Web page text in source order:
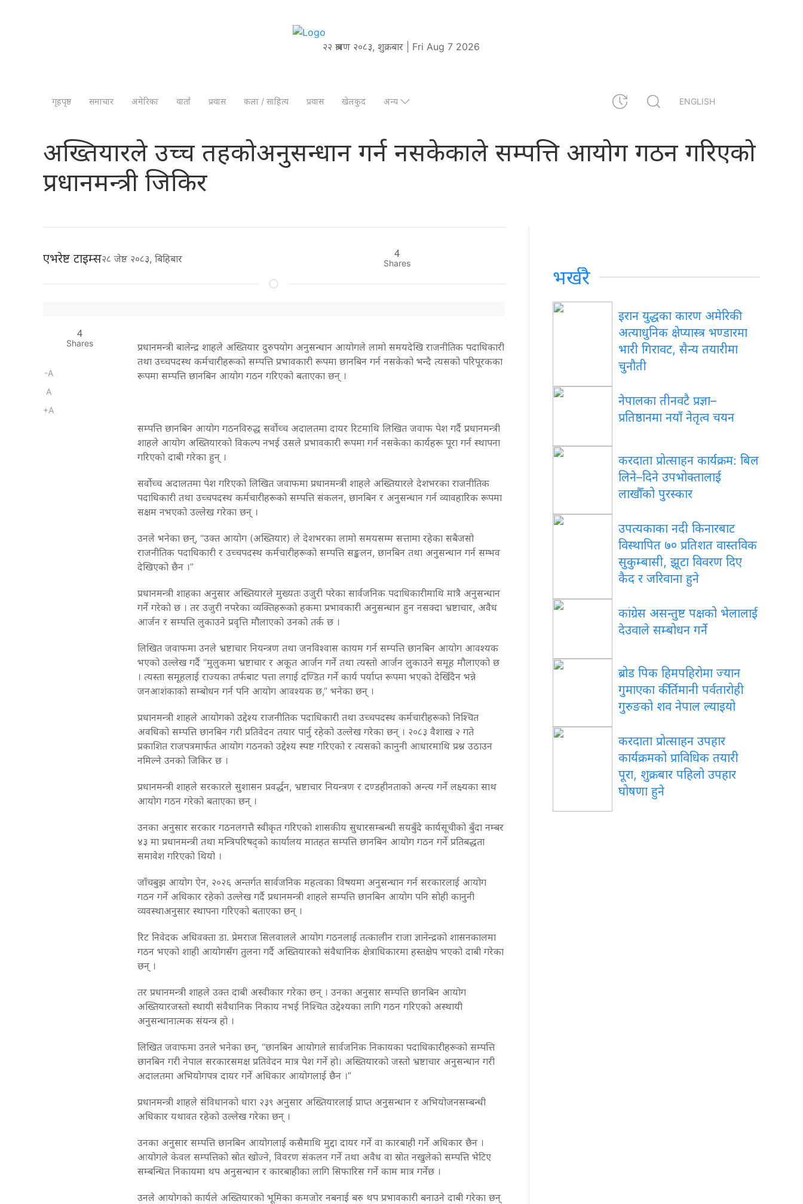
२२ श्रावण २०८३, शुक्रबार | Fri Aug 7 2026
गृहपृष्ठ समाचार अमेरिका वार्ता प्रवास कला / साहित्य प्रवास खेलकुद अन्य ENGLISH
अख्तियारले उच्च तहकोअनुसन्धान गर्न नसकेकाले सम्पत्ति आयोग गठन गरिएको
प्रधानमन्त्री जिकिर
एभरेष्ट टाइम्स२८ जेष्ठ २०८३, बिहिबार 4
Shares
4
Shares
-A
A
+A
प्रधानमन्त्री बालेन्द्र शाहले अख्तियार दुरुपयोग अनुसन्धान आयोगले लामो समयदेखि राजनीतिक पदाधिकारी
तथा उच्चपदस्थ कर्मचारीहरूको सम्पत्ति प्रभावकारी रूपमा छानबिन गर्न नसकेको भन्दै त्यसको परिपूरकका
रूपमा सम्पत्ति छानबिन आयोग गठन गरिएको बताएका छन् ।
सम्पत्ति छानबिन आयोग गठनविरुद्ध सर्वोच्च अदालतमा दायर रिटमाथि लिखित जवाफ पेश गर्दै प्रधानमन्त्री
शाहले आयोग अख्तियारको विकल्प नभई उसले प्रभावकारी रूपमा गर्न नसकेका कार्यहरू पूरा गर्न स्थापना
गरिएको दाबी गरेका हुन् ।
सर्वोच्च अदालतमा पेश गरिएको लिखित जवाफमा प्रधानमन्त्री शाहले अख्तियारले देशभरका राजनीतिक
पदाधिकारी तथा उच्चपदस्थ कर्मचारीहरूको सम्पत्ति संकलन, छानबिन र अनुसन्धान गर्न व्यावहारिक रूपमा
सक्षम नभएको उल्लेख गरेका छन् ।
उनले भनेका छन्, “उक्त आयोग (अख्तियार) ले देशभरका लामो समयसम्म सत्तामा रहेका सबैजसो
राजनीतिक पदाधिकारी र उच्चपदस्थ कर्मचारीहरूको सम्पत्ति सङ्कलन, छानबिन तथा अनुसन्धान गर्न सम्भव
देखिएको छैन ।”
प्रधानमन्त्री शाहका अनुसार अख्तियारले मुख्यतः उजुरी परेका सार्वजनिक पदाधिकारीमाथि मात्रै अनुसन्धान
गर्ने गरेको छ । तर उजुरी नपरेका व्यक्तिहरूको हकमा प्रभावकारी अनुसन्धान हुन नसक्दा भ्रष्टाचार, अवैध
आर्जन र सम्पत्ति लुकाउने प्रवृत्ति मौलाएको उनको तर्क छ ।
लिखित जवाफमा उनले भ्रष्टाचार नियन्त्रण तथा जनविश्वास कायम गर्न सम्पत्ति छानबिन आयोग आवश्यक
भएको उल्लेख गर्दै “मुलुकमा भ्रष्टाचार र अकूत आर्जन गर्ने तथा त्यस्तो आर्जन लुकाउने समूह मौलाएको छ
। त्यस्ता समूहलाई राज्यका तर्फबाट पत्ता लगाई दण्डित गर्ने कार्य पर्याप्त रूपमा भएको देखिँदैन भन्ने
जनआशंकाको सम्बोधन गर्न पनि आयोग आवश्यक छ,” भनेका छन् ।
प्रधानमन्त्री शाहले आयोगको उद्देश्य राजनीतिक पदाधिकारी तथा उच्चपदस्थ कर्मचारीहरूको निश्चित
अवधिको सम्पत्ति छानबिन गरी प्रतिवेदन तयार पार्नु रहेको उल्लेख गरेका छन् । २०८३ वैशाख २ गते
प्रकाशित राजपत्रमार्फत आयोग गठनको उद्देश्य स्पष्ट गरिएको र त्यसको कानुनी आधारमाथि प्रश्न उठाउन
नमिल्ने उनको जिकिर छ ।
प्रधानमन्त्री शाहले सरकारले सुशासन प्रवर्द्धन, भ्रष्टाचार नियन्त्रण र दण्डहीनताको अन्त्य गर्ने लक्ष्यका साथ
आयोग गठन गरेको बताएका छन् ।
उनका अनुसार सरकार गठनलगत्तै स्वीकृत गरिएको शासकीय सुधारसम्बन्धी सयबुँदे कार्यसूचीको बुँदा नम्बर
४३ मा प्रधानमन्त्री तथा मन्त्रिपरिषद्को कार्यालय मातहत सम्पत्ति छानबिन आयोग गठन गर्ने प्रतिबद्धता
समावेश गरिएको थियो ।
जाँचबुझ आयोग ऐन, २०२६ अन्तर्गत सार्वजनिक महत्वका विषयमा अनुसन्धान गर्न सरकारलाई आयोग
गठन गर्ने अधिकार रहेको उल्लेख गर्दै प्रधानमन्त्री शाहले सम्पत्ति छानबिन आयोग पनि सोही कानुनी
व्यवस्थाअनुसार स्थापना गरिएको बताएका छन् ।
रिट निवेदक अधिवक्ता डा. प्रेमराज सिलवालले आयोग गठनलाई तत्कालीन राजा ज्ञानेन्द्रको शासनकालमा
गठन भएको शाही आयोगसँग तुलना गर्दै अख्तियारको संवैधानिक क्षेत्राधिकारमा हस्तक्षेप भएको दाबी गरेका
छन् ।
तर प्रधानमन्त्री शाहले उक्त दाबी अस्वीकार गरेका छन् । उनका अनुसार सम्पत्ति छानबिन आयोग
अख्तियारजस्तो स्थायी संवैधानिक निकाय नभई निश्चित उद्देश्यका लागि गठन गरिएको अस्थायी
अनुसन्धानात्मक संयन्त्र हो ।
लिखित जवाफमा उनले भनेका छन्, “छानबिन आयोगले सार्वजनिक निकायका पदाधिकारीहरूको सम्पत्ति
छानबिन गरी नेपाल सरकारसमक्ष प्रतिवेदन मात्र पेश गर्ने हो। अख्तियारको जस्तो भ्रष्टाचार अनुसन्धान गरी
अदालतमा अभियोगपत्र दायर गर्ने अधिकार आयोगलाई छैन ।”
प्रधानमन्त्री शाहले संविधानको धारा २३९ अनुसार अख्तियारलाई प्राप्त अनुसन्धान र अभियोजनसम्बन्धी
अधिकार यथावत रहेको उल्लेख गरेका छन् ।
उनका अनुसार सम्पत्ति छानबिन आयोगलाई कसैमाथि मुद्दा दायर गर्ने वा कारबाही गर्ने अधिकार छैन ।
आयोगले केवल सम्पत्तिको स्रोत खोज्ने, विवरण संकलन गर्ने तथा अवैध वा स्रोत नखुलेको सम्पत्ति भेटिए
सम्बन्धित निकायमा थप अनुसन्धान र कारबाहीका लागि सिफारिस गर्ने काम मात्र गर्नेछ ।
उनले आयोगको कार्यले अख्तियारको भूमिका कमजोर नबनाई बरु थप प्रभावकारी बनाउने दाबी गरेका छन्
भर्खरै
इरान युद्धका कारण अमेरिकी
अत्याधुनिक क्षेप्यास्त्र भण्डारमा
भारी गिरावट, सैन्य तयारीमा
चुनौती
नेपालका तीनवटै प्रज्ञा–
प्रतिष्ठानमा नयाँ नेतृत्व चयन
करदाता प्रोत्साहन कार्यक्रम: बिल
लिने–दिने उपभोक्तालाई
लाखौँको पुरस्कार
उपत्यकाका नदी किनारबाट
विस्थापित ७० प्रतिशत वास्तविक
सुकुम्बासी, झूटा विवरण दिए
कैद र जरिवाना हुने
कांग्रेस असन्तुष्ट पक्षको भेलालाई
देउवाले सम्बोधन गर्ने
ब्रोड पिक हिमपहिरोमा ज्यान
गुमाएका कीर्तिमानी पर्वतारोही
गुरुङको शव नेपाल ल्याइयो
करदाता प्रोत्साहन उपहार
कार्यक्रमको प्राविधिक तयारी
पूरा, शुक्रबार पहिलो उपहार
घोषणा हुने